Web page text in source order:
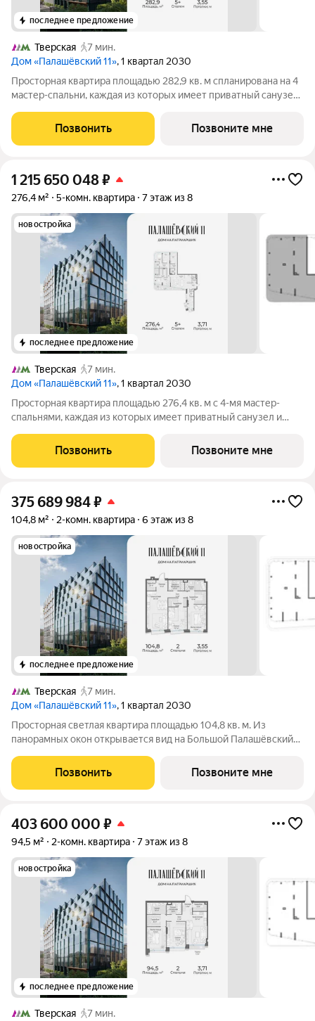
последнее предложение
Тверская
7 мин.
Дом «Палашёвский 11», 1 квартал 2030
Просторная квартира площадью 282,9 кв. м спланирована на 4
мастер-спальни, каждая из которых имеет приватный санузел
местом для работы и вдохновения. В кухне-гостиной
площадью 60,1 кв. м приятно
Позвонить Позвоните мне
1 215 650 048₽
276,4 м² 5-комн. квартира 7 этаж из 8
новостройка
последнее предложение
Тверская
7 мин.
Дом «Палашёвский 11», 1 квартал 2030
Просторная квартира площадью 276,4 кв. м с 4-мя мастер-
спальнями, каждая из которых имеет приватный санузел и
местом для работы и вдохновения. В кухне-гостиной
площадью 64,8 кв. м приятно собирать
Позвонить Позвоните мне
375 689 984₽
104,8 м² 2-комн. квартира 6 этаж из 8
новостройка
последнее предложение
Тверская
7 мин.
Дом «Палашёвский 11», 1 квартал 2030
Просторная светлая квартира площадью 104,8 кв. м. Из
панорамных окон открывается вид на Большой Палашёвский
мастер-спальни с собственными гардеробными и ванными
комнатами, делая квартиру
Позвонить Позвоните мне
403 600 000 ₽
94,5 м² 2-комн. квартира 7 этаж из 8
новостройка
последнее предложение
Тверская
7 мин.